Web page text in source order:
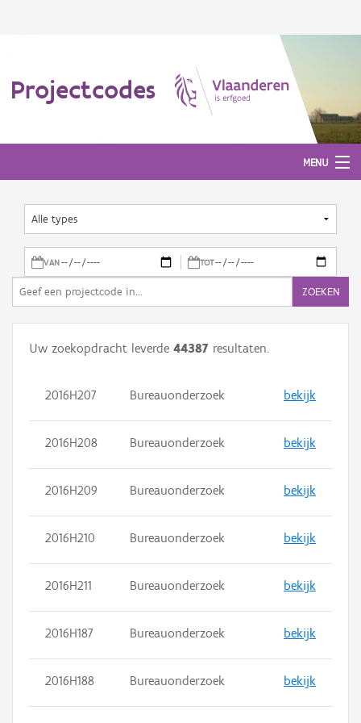
Projectcodes
MENU
Aanmelden
VAN TOT
ZOEKEN
Uw zoekopdracht leverde 44387 resultaten.
bekijk
2016H207 Bureauonderzoek
bekijk
2016H208 Bureauonderzoek
bekijk
2016H209 Bureauonderzoek
bekijk
2016H210 Bureauonderzoek
bekijk
2016H211 Bureauonderzoek
bekijk
2016H187 Bureauonderzoek
bekijk
2016H188 Bureauonderzoek